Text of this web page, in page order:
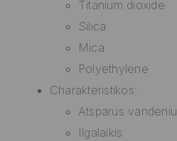
Titanium dioxide
Silica
Mica
Polyethylene
Charakteristikos:
Atsparus
Ilgalaikis